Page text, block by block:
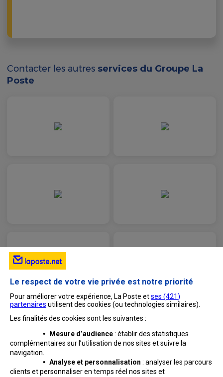
Contacter les autres services du Groupe La
Poste
Le respect de votre vie privée est notre priorité
Pour améliorer votre expérience, La Poste etses (421)
partenaires utilisent des cookies (ou technologies similaires).
Les finalités des cookies sont les suivantes :
•
Mesure d’audience: établir des statistiques
complémentaires sur l’utilisation de nos sites et suivre la
navigation.
•Analyse et personnalisation : analyser les parcours
clients et personnaliser en temps réel nos sites et